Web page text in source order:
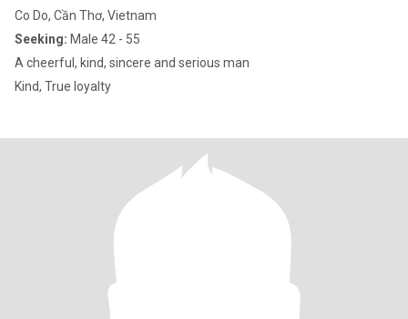
Co Do, Cần Thơ, Vietnam
Seeking: Male 42 - 55
A cheerful, kind, sincere and serious man
Kind, True loyalty